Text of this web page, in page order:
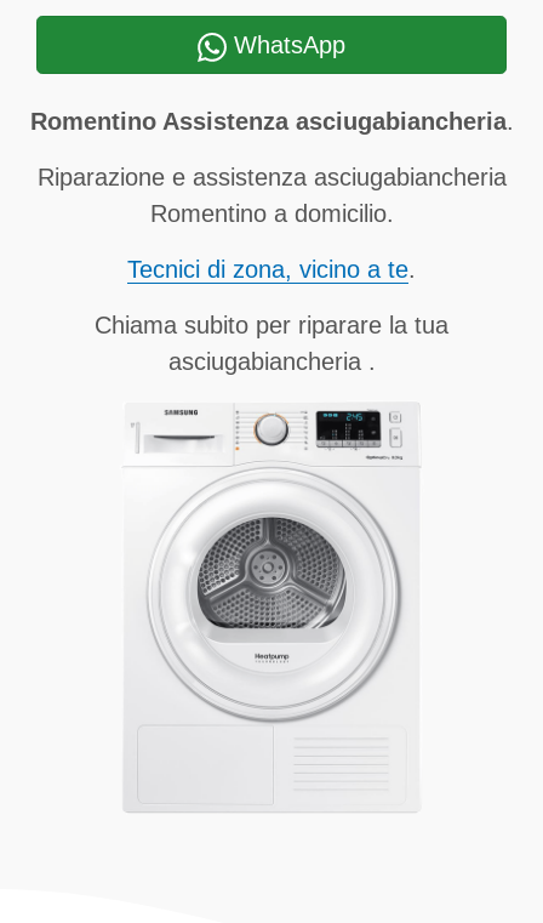
WhatsApp
Romentino Assistenza asciugabiancheria.
Riparazione e assistenza asciugabiancheria
Romentino a domicilio.
Tecnici di zona, vicino a te.
Chiama subito per riparare la tua
asciugabiancheria .